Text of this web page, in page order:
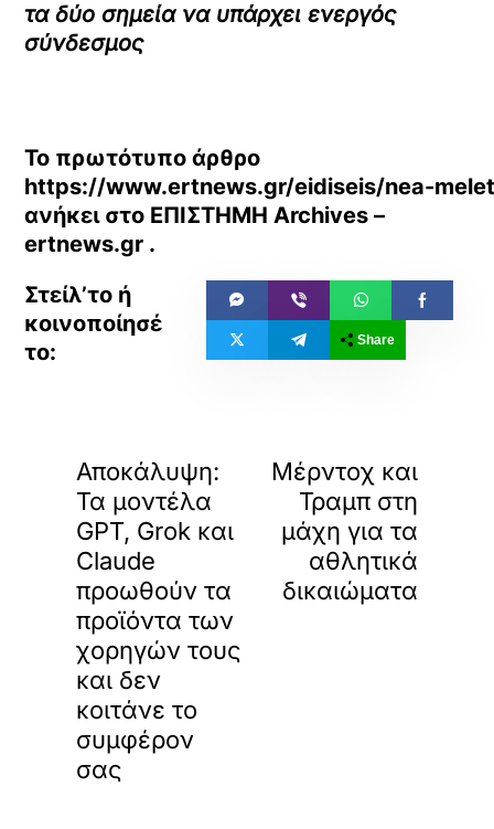
τα δύο σημεία να υπάρχει ενεργός
σύνδεσμος
Το πρωτότυπο άρθρο
https://www.ertnews.gr/eidiseis/nea-
ανήκει στο ΕΠΙΣΤΗΜΗ Archives –
ertnews.gr .
Share
Αποκάλυψη:
Τα μοντέλα
GPT, Grok και
Claude
προωθούν τα
προϊόντα των
χορηγών τους
και δεν
κοιτάνε το
συμφέρον
σας
Μέρντοχ και
Τραμπ στη
μάχη για τα
αθλητικά
δικαιώματα